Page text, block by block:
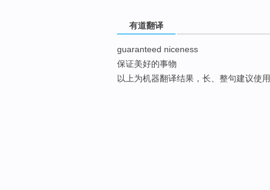
有道翻译
guaranteed niceness
保证美好的事物
以上为机器翻译结果，长、整句建议使用